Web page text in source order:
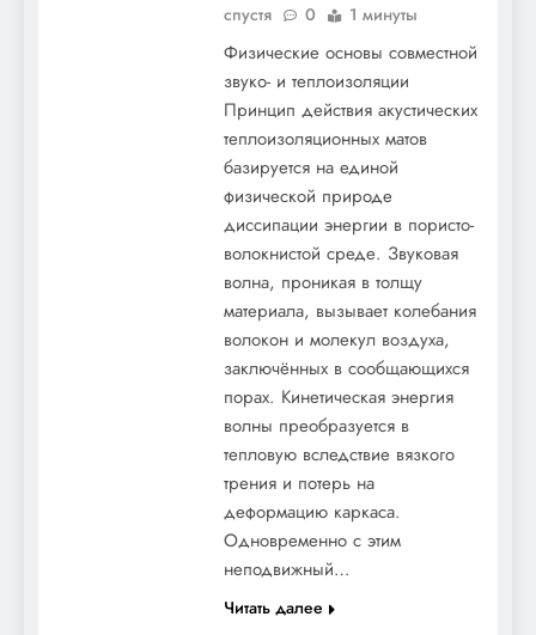
спустя
0 1 минуты
Физические основы совместной
звуко- и теплоизоляции
Принцип действия акустических
теплоизоляционных матов
базируется на единой
физической природе
диссипации энергии в пористо-
волокнистой среде. Звуковая
волна, проникая в толщу
материала, вызывает колебания
волокон и молекул воздуха,
заключённых в сообщающихся
порах. Кинетическая энергия
волны преобразуется в
тепловую вследствие вязкого
трения и потерь на
деформацию каркаса.
Одновременно с этим
неподвижный…
Читать далее